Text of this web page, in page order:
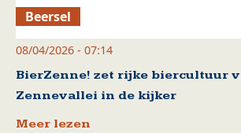
Beersel
08/04/2026 - 07:14
BierZenne! zet rijke biercultuur
Zennevallei in de kijker
Meer lezen